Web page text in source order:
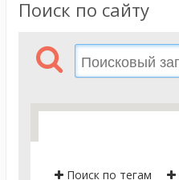
Поиск по сайту
Поиск по тегам